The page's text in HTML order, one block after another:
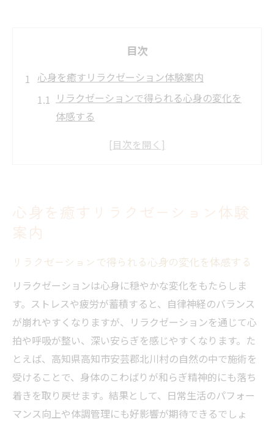
目次
心身を癒すリラクゼーション体験案内
リラクゼーションで得られる心身の変化を
体感する
初めてのリラクゼーション体験を安心して
体調や悩みに合わせたリラクゼーションの
リラクゼーション施術後の心地よいリフレ
口コミに学ぶリラクゼーション体験の魅力
と注意点
高知県高知市安芸郡北川村で見つける癒しの時
間
リラクゼーションを満喫できる癒しの時間
の見つけ方
地元で体験できるリラクゼーションの魅力
心身を癒すリラクゼーション体験
案内
リラクゼーションで得られる心身の変化を体感する
リラクゼーションは心身に穏やかな変化をもたらしま
す。ストレスや疲労が蓄積すると、自律神経のバランス
が崩れやすくなりますが、リラクゼーションを通じて心
拍や呼吸が整い、深い安らぎを感じやすくなります。た
とえば、高知県高知市安芸郡北川村の自然の中で施術を
受けることで、身体のこわばりが和らぎ精神的にも落ち
着きを取り戻せます。結果として、日常生活のパフォー
マンス向上や体調管理にも好影響が期待できるでしょ